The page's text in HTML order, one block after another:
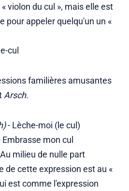
violon du cul », mais elle est
pour appeler quelqu'un un «
cul
familières amusantes
Arsch.
- Lèche-moi (le cul)
mon cul
milieu de nulle part
de cette expression est au «
est comme l'expression